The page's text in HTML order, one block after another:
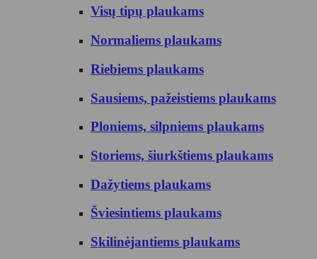
Visų tipų plaukams
Normaliems plaukams
Riebiems plaukams
Sausiems, pažeistiems plaukams
Ploniems, silpniems plaukams
Storiems, šiurkštiems plaukams
Dažytiems plaukams
Šviesintiems plaukams
Skilinėjantiems plaukams